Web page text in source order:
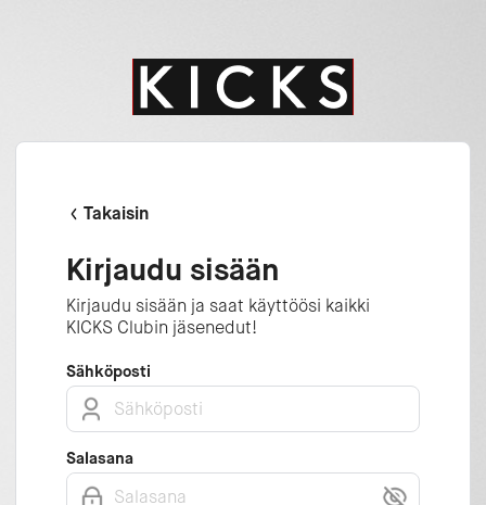
Takaisin
Kirjaudu sisään
Kirjaudu sisään ja saat käyttöösi kaikki
KICKS Clubin jäsenedut!
Sähköposti
Salasana